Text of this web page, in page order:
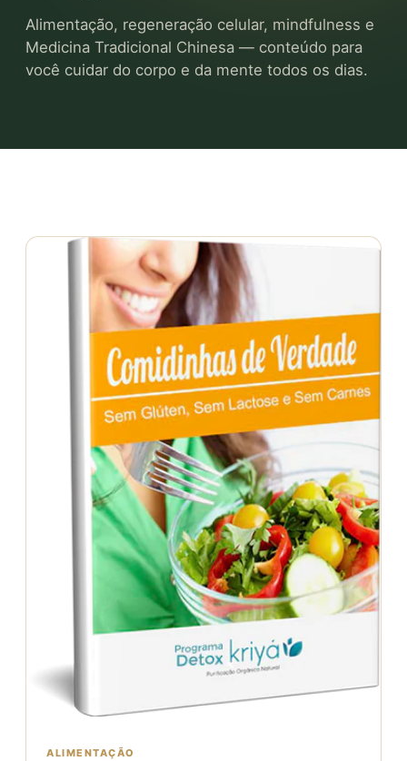
Alimentação, regeneração celular, mindfulness e
Medicina Tradicional Chinesa — conteúdo para
você cuidar do corpo e da mente todos os dias.
ALIMENTAÇÃO